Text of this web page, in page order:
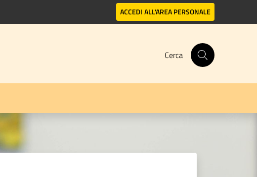
ACCEDI ALL'AREA PERSONALE
Cerca